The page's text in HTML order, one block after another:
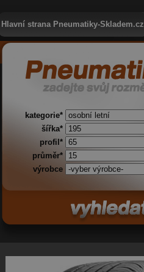
Hlavní strana Pneumatiky-Skladem.cz
kategorie*
šířka*
profil*
průměr*
výrobce